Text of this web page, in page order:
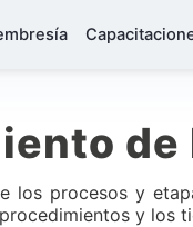
de
los procesos y
y los